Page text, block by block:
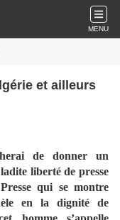
MENU
et ailleurs
de donner un
liberté de presse
qui se montre
en la dignité de